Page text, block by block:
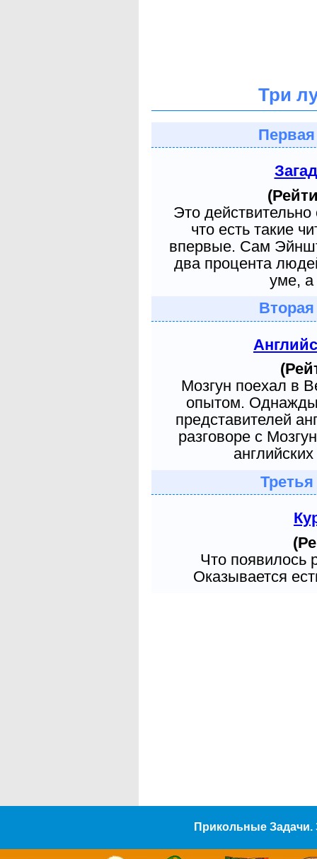
Три
Это
что есть такие
впервые. Сам
два процента
уме, а
Мозгун поехал в
опытом. Однажды
представителей
разговоре с
Что появилось
Оказывается
Прикольные Задачи.